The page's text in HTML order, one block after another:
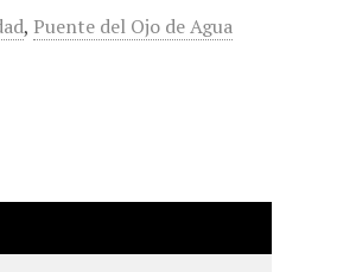
, Puente del Ojo de Agua